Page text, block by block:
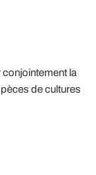
la
de cultures